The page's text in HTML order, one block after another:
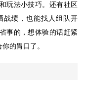
玩法小技巧。还有社区
战绩，也能找人组队开
事的，想体验的话赶紧
的胃口了。